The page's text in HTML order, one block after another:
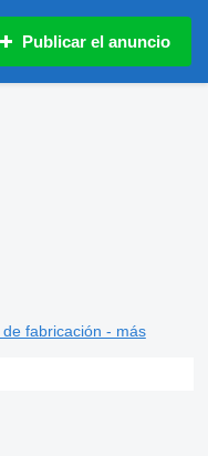
Publicar el anuncio
de fabricación - más